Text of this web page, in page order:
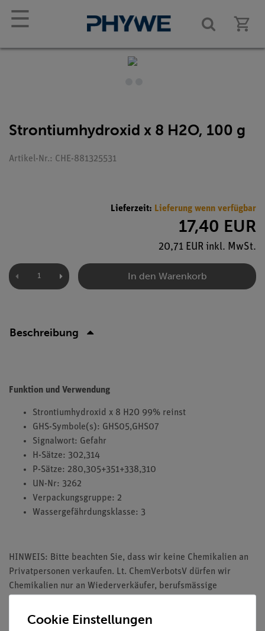
☰
Strontiumhydroxid x 8 H2O, 100 g
Artikel-Nr.: CHE-881325531
Lieferzeit: Lieferung wenn verfügbar
17,40 EUR
20,71 EUR inkl. MwSt.
In den Warenkorb
Beschreibung
Funktion und Verwendung
Strontiumhydroxid x 8 H2O 99% reinst
GHS-Symbole(s): GHS05,GHS07
Signalwort: Gefahr
H-Sätze: 302,314
P-Sätze: 280,305+351+338,310
UN-Nr: 3262
Verpackungsgruppe: 2
Wassergefährdungsklasse: 3
HINWEIS: Bitte beachten Sie, dass wir keine Chemikalien an
Privatpersonen verkaufen. Lt. ChemVerbotsV dürfen wir
Chemikalien nur an Wiederverkäufer, berufsmässige
Lehranstalten abgeben.
Cookie Einstellungen